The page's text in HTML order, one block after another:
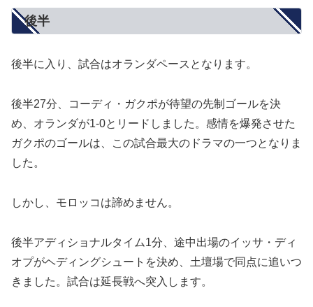
後半
後半に入り、試合はオランダペースとなります。
後半27分、コーディ・ガクポが待望の先制ゴールを決
め、オランダが1-0とリードしました。感情を爆発させた
ガクポのゴールは、この試合最大のドラマの一つとなりま
した。
しかし、モロッコは諦めません。
後半アディショナルタイム1分、途中出場のイッサ・ディ
オプがヘディングシュートを決め、土壇場で同点に追いつ
きました。試合は延長戦へ突入します。